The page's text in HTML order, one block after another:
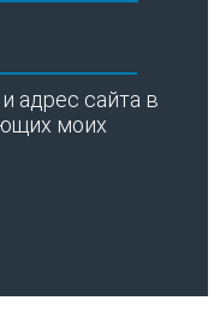
адрес сайта в
моих